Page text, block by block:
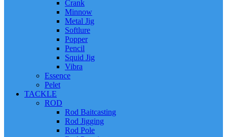
Crank
Minnow
Metal Jig
Softlure
Popper
Pencil
Squid Jig
Vibra
Essence
Pelet
TACKLE
ROD
Rod Baitcasting
Rod Jigging
Rod Pole